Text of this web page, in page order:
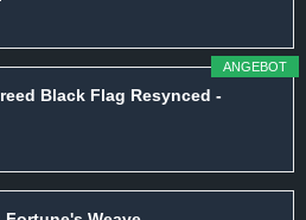
ANGEBOT
Black Flag Resynced -